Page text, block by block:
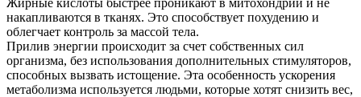
накапливаются в тканях. Это способствует похудению и
облегчает контроль за массой тела.
Прилив энергии происходит за счет собственных сил
организма, без использования дополнительных стимуляторов,
способных вызвать истощение. Эта особенность ускорения
метаболизма используется людьми, которые хотят снизить вес,